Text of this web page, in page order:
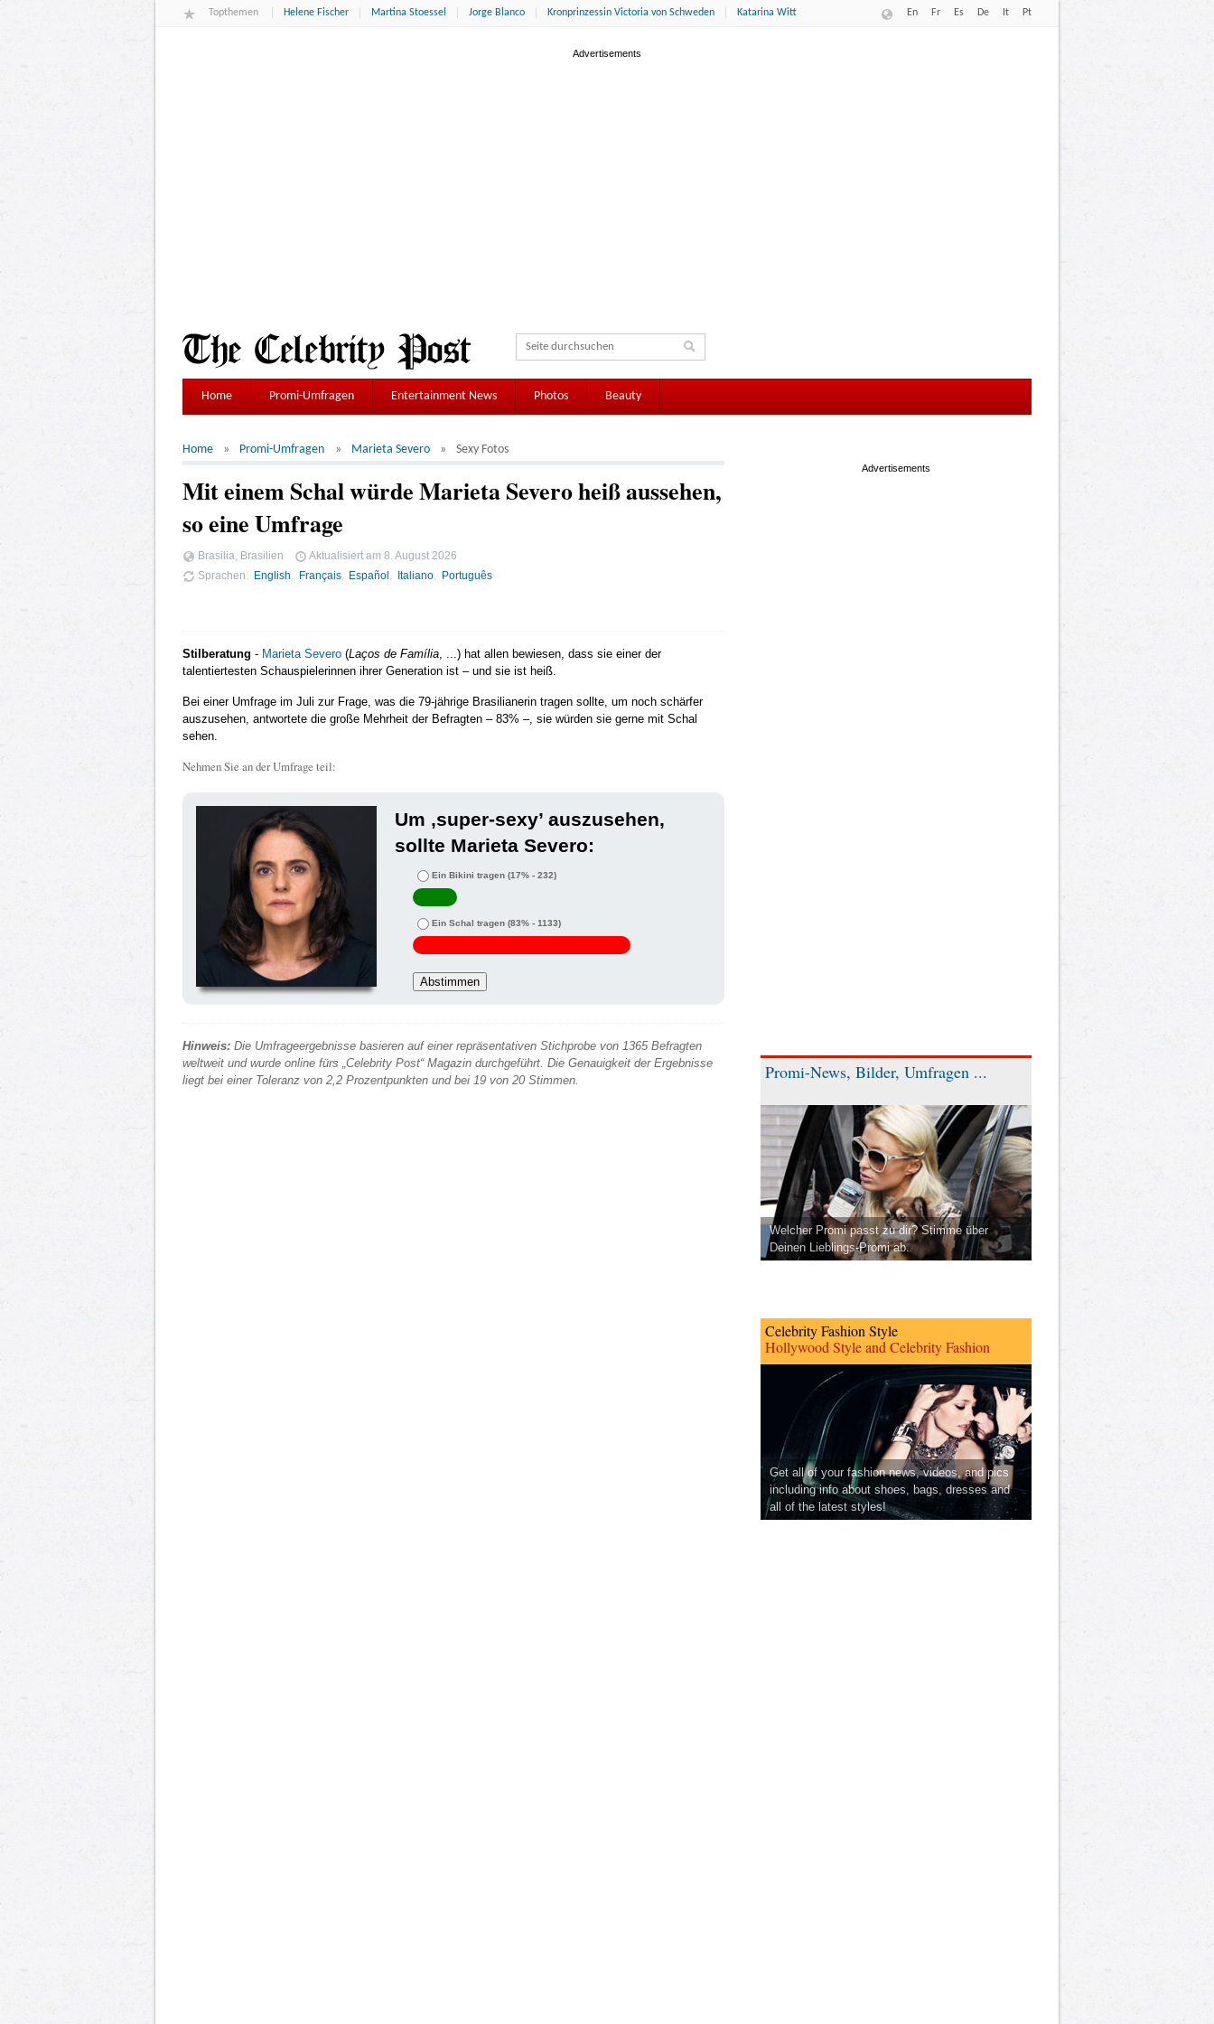
Topthemen Helene Fischer Martina Stoessel Jorge Blanco Kronprinzessin Victoria von Schweden Katarina Witt En Fr Es De It Pt
Home Promi-Umfragen Entertainment News Photos Beauty
Home Promi-Umfragen Marieta Severo Sexy Fotos
Mit einem Schal würde Marieta Severo heiß aussehen,
so eine Umfrage
Brasilia, Brasilien Aktualisiert am 8. August 2026
Sprachen
English Français Español Italiano Português
Stilberatung - Marieta Severo (Laços de Família , ...) hat allen bewiesen, dass sie einer der
talentiertesten Schauspielerinnen ihrer Generation ist – und sie ist heiß.
Bei einer Umfrage im Juli zur Frage, was die 79-jährige Brasilianerin tragen sollte, um noch schärfer
auszusehen, antwortete die große Mehrheit der Befragten – 83% –, sie würden sie gerne mit Schal
sehen.
Nehmen Sie an der Umfrage teil:
Um ‚super-sexy’ auszusehen,
sollte Marieta Severo:
Ein Bikini tragen (17% - 232)
Ein Schal tragen (83% - 1133)
Hinweis: Die Umfrageergebnisse basieren auf einer repräsentativen Stichprobe von 1365 Befragten
weltweit und wurde online fürs „Celebrity Post“ Magazin durchgeführt. Die Genauigkeit der Ergebnisse
liegt bei einer Toleranz von 2,2 Prozentpunkten und bei 19 von 20 Stimmen.
Promi-News, Bilder, Umfragen ...
Welcher Promi passt zu dir? Stimme über
Deinen Lieblings-Promi ab.
Celebrity Fashion Style
Hollywood Style and Celebrity Fashion
Get all of your fashion news, videos, and pics
including info about shoes, bags, dresses and
all of the latest styles!